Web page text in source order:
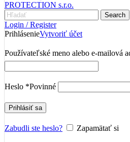
Search
Login / Register
PrihlásenieVytvoriť účet
Používateľské meno alebo e-mailová
Heslo *Povinné
Prihlásiť sa
Zabudli ste heslo? Zapamätať si